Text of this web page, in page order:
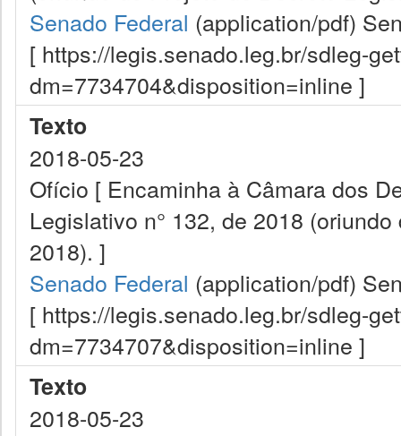
Senado Federal (application/pdf)
[ https://legis.senado.leg.br/sdleg-
dm=7734704&disposition=inline ]
Texto
2018-05-23
Ofício [ Encaminha à Câmara dos
Legislativo n° 132, de 2018
2018). ]
Senado Federal (application/pdf)
[ https://legis.senado.leg.br/sdleg-
dm=7734707&disposition=inline ]
Texto
2018-05-23